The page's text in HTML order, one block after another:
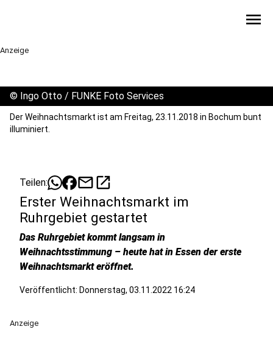
menu
Anzeige
© Ingo Otto / FUNKE Foto Services
Der Weihnachtsmarkt ist am Freitag, 23.11.2018 in Bochum bunt
illuminiert.
Teilen: mailopen_in_new
Erster Weihnachtsmarkt im
Ruhrgebiet gestartet
Das Ruhrgebiet kommt langsam in
Weihnachtsstimmung – heute hat in Essen der erste
Weihnachtsmarkt eröffnet.
Veröffentlicht: Donnerstag, 03.11.2022 16:24
Anzeige